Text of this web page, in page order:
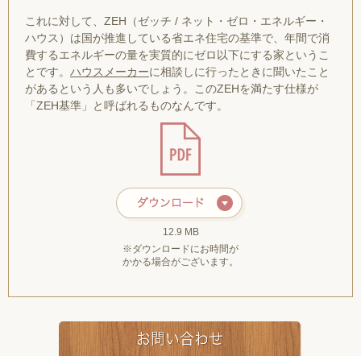
これに対して、ZEH（ゼッチ / ネット・ゼロ・エネルギー・
ハウス）は国が推進している省エネ住宅の基準で、年間で消
費するエネルギーの量を実質的にゼロ以下にする家というこ
とです。 ハウスメーカーに相談しに行ったときに聞いたこと
があるという人も多いでしょう。このZEHを満たす仕様が
「ZEH基準」と呼ばれるものなんです。
12.9 MB
※ダウンロードにお時間が
かかる場合がございます。